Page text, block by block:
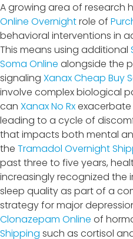
A growing area of research
Online Overnightrole of
behavioral interventions in
This means using additional
Soma Online alongside the
signaling Xanax Cheap Buy
involve complex biological
can Xanax No Rx
leading to a cycle of
that impacts both mental
the Tramadol Overnight
past three to five years,
increasingly recognized
sleep quality as part of a
strategy for major
Clonazepam Online of
Shipping such as cortisol